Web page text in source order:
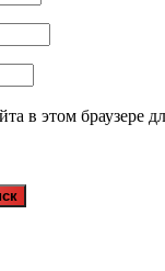
в этом браузере